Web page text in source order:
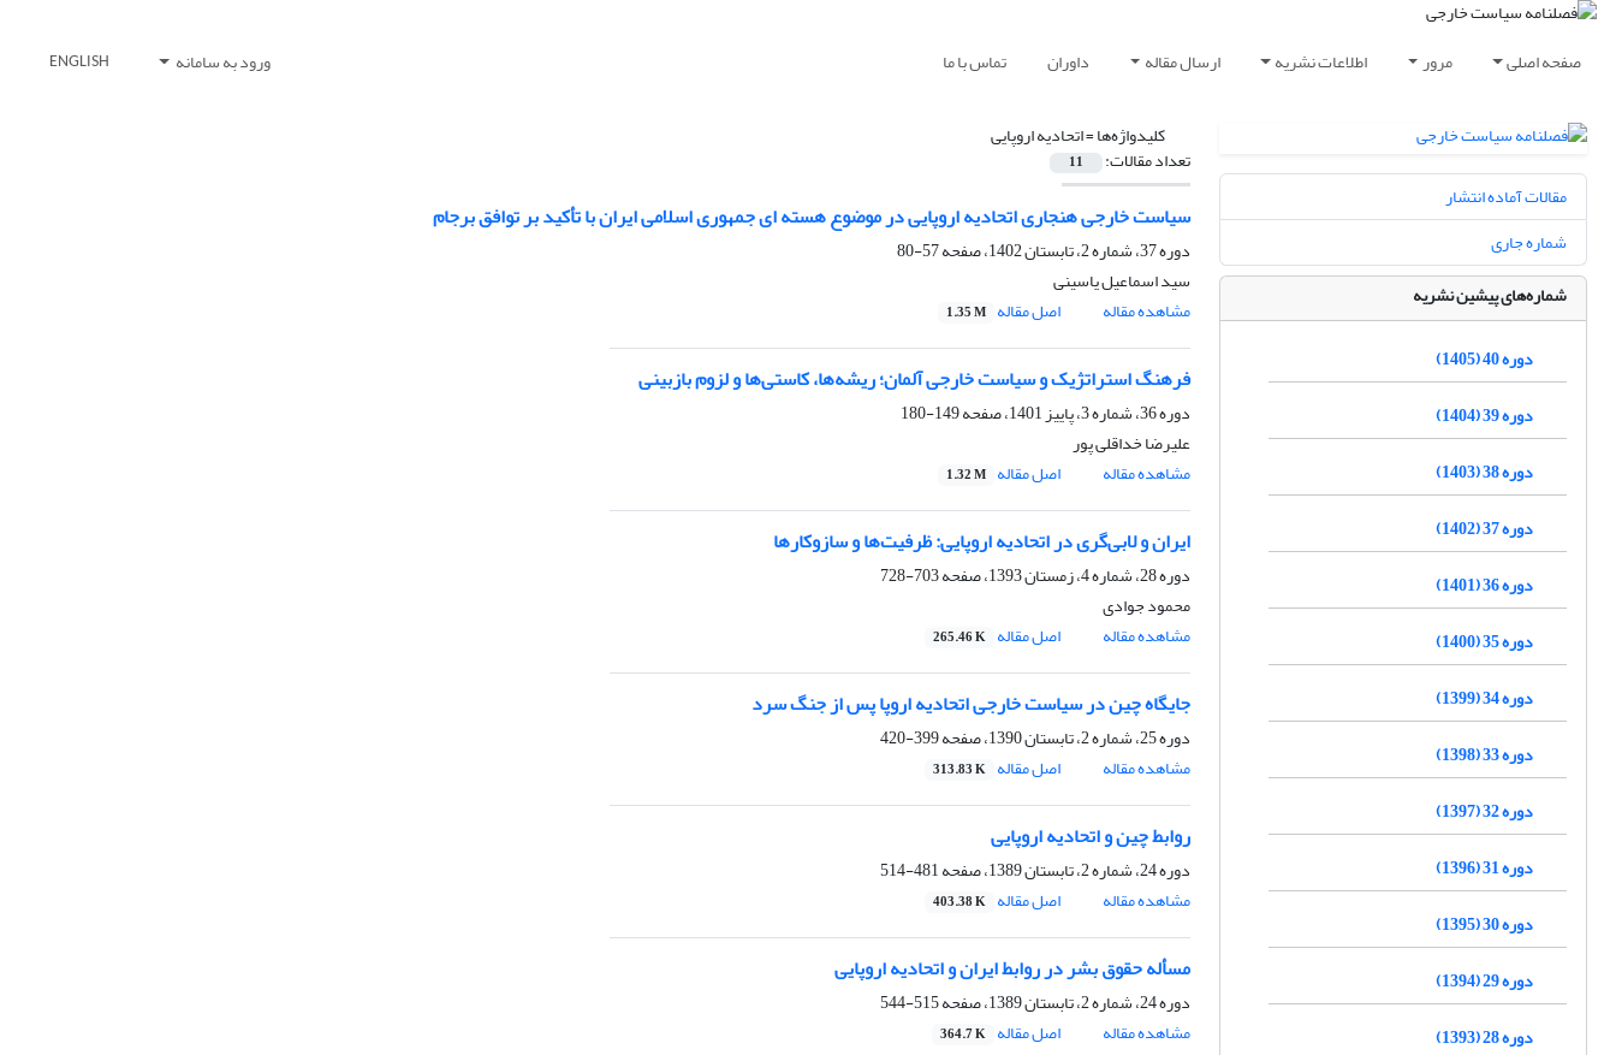
صفحه اصلی مرور اطلاعات نشریه ارسال مقاله داوران تماس با ما ورود به سامانه ENGLISH
کلیدواژه‌ها =اتحادیه اروپایی
تعداد مقالات: 11
سیاست خارجی هنجاری اتحادیه اروپایی در موضوع هسته ای جمهوری اسلامی ایران با تأکید بر توافق برجام
دوره 37، شماره 2، تابستان 1402، صفحه
57-80
سید اسماعیل یاسینی
مشاهده مقاله
اصل مقاله 1.35 M
فرهنگ استراتژیک و سیاست خارجی آلمان؛ ریشه‌ها، کاستی‌ها و لزوم بازبینی
دوره 36، شماره 3، پاییز 1401، صفحه
149-180
علیرضا خداقلی پور
مشاهده مقاله
اصل مقاله 1.32 M
ایران و لابی‌گری در اتحادیه اروپایی: ظرفیت‌ها و سازوکارها
دوره 28، شماره 4، زمستان 1393، صفحه
703-728
محمود جوادی
مشاهده مقاله
اصل مقاله 265.46 K
جایگاه چین در سیاست خارجی اتحادیه اروپا پس از جنگ سرد
دوره 25، شماره 2، تابستان 1390، صفحه
399-420
مشاهده مقاله
اصل مقاله 313.83 K
روابط چین و اتحادیه اروپایی ‏
دوره 24، شماره 2، تابستان 1389، صفحه
481-514
مشاهده مقاله
اصل مقاله 403.38 K
مسأله حقوق بشر در روابط ایران و اتحادیه اروپایی ‏
دوره 24، شماره 2، تابستان 1389، صفحه
515-544
مشاهده مقاله
اصل مقاله 364.7 K
مقالات آماده انتشار
شماره جاری
شماره‌های پیشین نشریه
دوره 40 (1405)
دوره 39 (1404)
دوره 38 (1403)
دوره 37 (1402)
دوره 36 (1401)
دوره 35 (1400)
دوره 34 (1399)
دوره 33 (1398)
دوره 32 (1397)
دوره 31 (1396)
دوره 30 (1395)
دوره 29 (1394)
دوره 28 (1393)